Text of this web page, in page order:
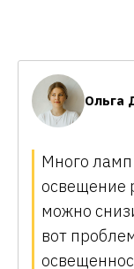
Ольга
Много
освещение
можно
вот